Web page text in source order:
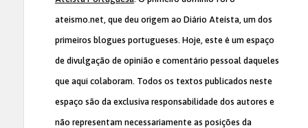
ateismo.net, que deu origem ao Diário Ateísta, um dos
primeiros blogues portugueses. Hoje, este é um espaço
de divulgação de opinião e comentário pessoal daqueles
que aqui colaboram. Todos os textos publicados neste
espaço são da exclusiva responsabilidade dos autores e
não representam necessariamente as posições da